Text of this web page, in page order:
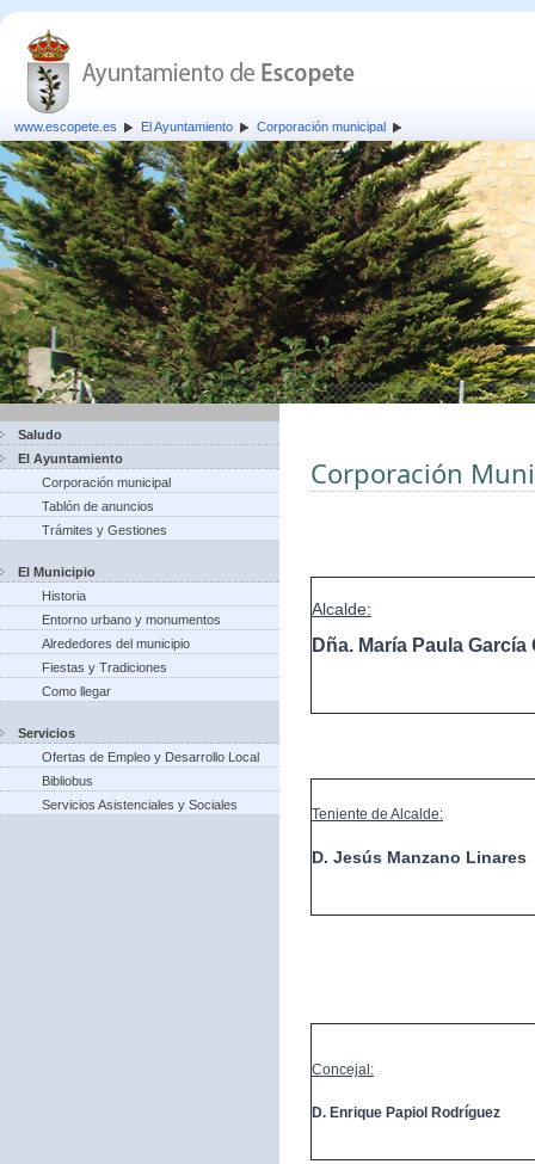
www.escopete.es El Ayuntamiento Corporación municipal
Saludo
El Ayuntamiento
Corporación municipal
Tablón de anuncios
Trámites y Gestiones
El Municipio
Historia
Entorno urbano y monumentos
Alrededores del municipio
Fiestas y Tradiciones
Como llegar
Servicios
Ofertas de Empleo y Desarrollo Local
Bibliobus
Servicios Asistenciales y Sociales
Corporación
Alcalde:
Dña. María Paula
Teniente de Alcalde:
D. Jesús Manzano Linares
Concejal:
D. Enrique Papiol Rodríguez